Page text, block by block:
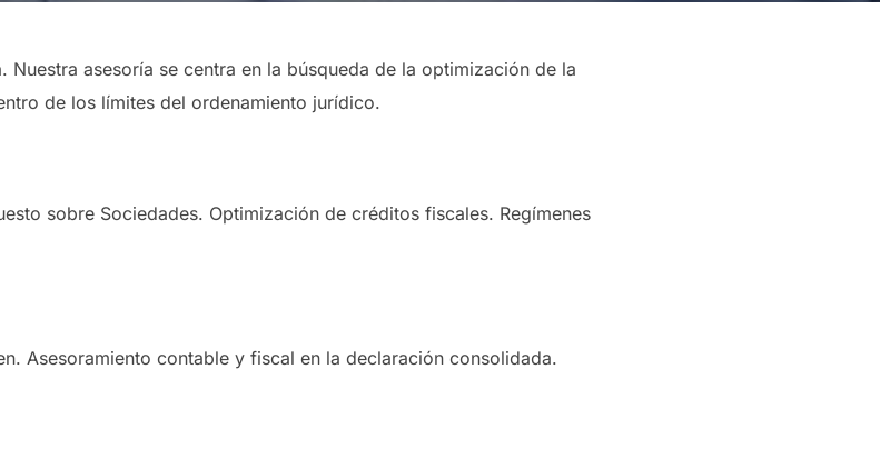
asesoría se centra en la búsqueda de la optimización de la
de los límites del ordenamiento jurídico.
sobre Sociedades. Optimización de créditos fiscales. Regímenes
Asesoramiento contable y fiscal en la declaración consolidada.